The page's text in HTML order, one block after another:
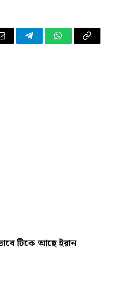
Email TelegramWhatsApp
Copy
টিকে আছে ইরান